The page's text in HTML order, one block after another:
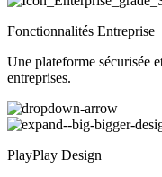
Fonctionnalités Entreprise
Une plateforme sécurisée
entreprises.
PlayPlay Design